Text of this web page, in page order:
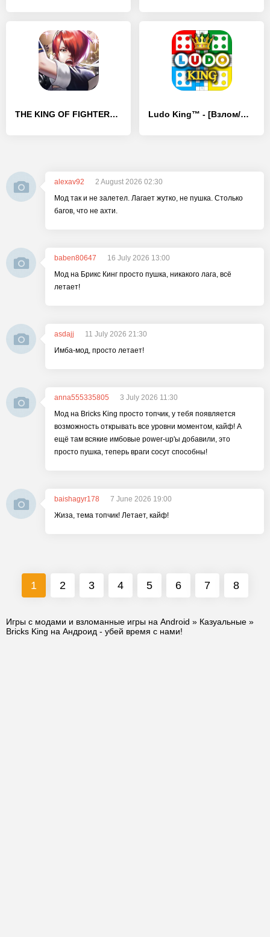
THE KING OF FIGHTERS '98 UM OL - [Взлом/МОД Unlocked] Ludo King™ - [Взлом/МОД Бесконечные деньги]
alexav92
2 August 2026 02:30
Мод так и не залетел. Лагает жутко, не пушка. Столько
багов, что не ахти.
baben80647
16 July 2026 13:00
Мод на Брикс Кинг просто пушка, никакого лага, всё
летает!
asdajj
11 July 2026 21:30
Имба-мод, просто летает!
anna555335805
3 July 2026 11:30
Мод на Bricks King просто топчик, у тебя появляется
возможность открывать все уровни моментом, кайф! А
ещё там всякие имбовые power-up'ы добавили, это
просто пушка, теперь враги сосут способны!
baishagyr178
7 June 2026 19:00
Жиза, тема топчик! Летает, кайф!
1 2 3 4 5 6 7 8
Игры с модами и взломанные игры на Android » Казуальные »
Bricks King на Андроид - убей время с нами!